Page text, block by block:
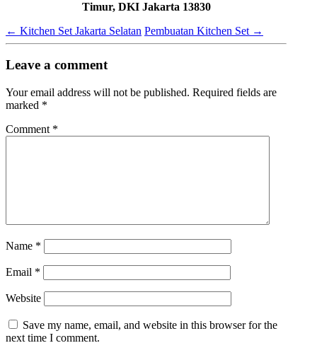
Timur, DKI Jakarta 13830
← Kitchen Set Jakarta Selatan Pembuatan Kitchen Set →
Leave a comment
Your email address will not be published. Required fields are
marked *
Comment *
Name *
Email *
Website
Save my name, email, and website in this browser for the
next time I comment.